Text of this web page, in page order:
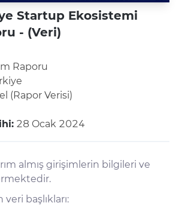
Startup Ekosistemi
- (Veri)
Raporu
(Rapor Verisi)
28 Ocak 2024
almış girişimlerin bilgileri ve
başlıkları: